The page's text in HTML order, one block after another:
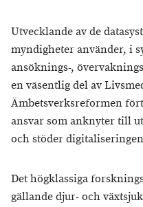
Utvecklande av de
myndigheter använder, i
ansöknings-,
en väsentlig del av
Ämbetsverksreformen
ansvar som anknyter till
och stöder
Det högklassiga
gällande djur- och